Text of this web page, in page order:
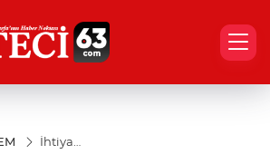
İhtiyaç